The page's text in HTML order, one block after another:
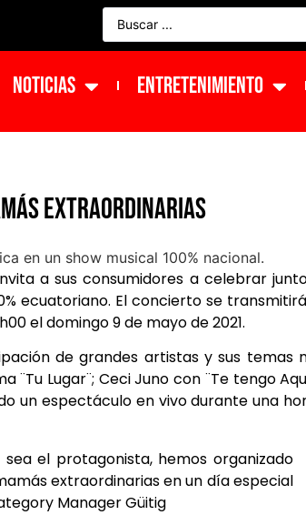
NOTICIAS ENTRETENIMIENTO
extraordinarias
a sus consumidores a celebrar
ecuatoriano. El concierto se
el domingo 9 de mayo de 2021.
de grandes artistas y sus temas
Lugar¨; Ceci Juno con ¨Te tengo
un espectáculo en vivo durante una
el protagonista, hemos organizado
extraordinarias en un día especial
Manager Güitig